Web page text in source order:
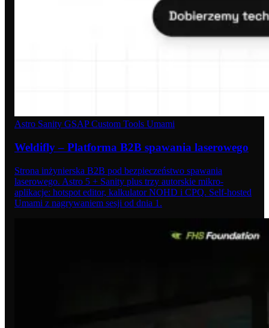
Astro Sanity GSAPCustom Tools Umami
Weldifly – Platforma B2B spawania laserowego
Strona inżynierska B2B pod bezpieczeństwo spawania
laserowego. Astro 5 + Sanity plus trzy autorskie mikro-
aplikacje: hotspot editor, kalkulator NOHD i CPQ. Self-hosted
Umami z nagrywaniem sesji od dnia 1.